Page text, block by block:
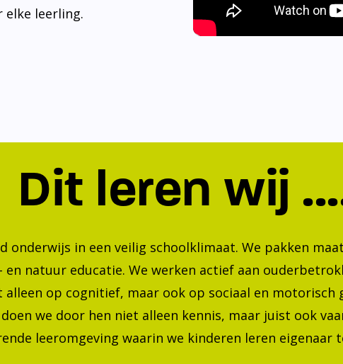
elke leerling.
Dit leren wij
onderwijs in een veilig schoolklimaat. We pakken
natuur educatie. We werken actief aan
op cognitief, maar ook op sociaal en
we door hen niet alleen kennis, maar juist ook
leeromgeving waarin we kinderen leren eigenaar